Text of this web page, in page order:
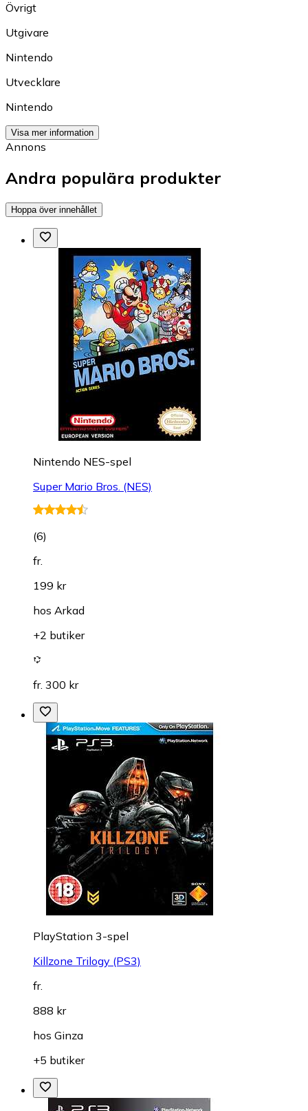
Övrigt
Utgivare
Nintendo
Utvecklare
Nintendo
Visa mer information
Annons
Andra populära produkter
Hoppa över innehållet
Nintendo NES-spel
Super Mario Bros. (NES)
(6)
fr.
199 kr
hos Arkad
+2 butiker
fr. 300 kr
PlayStation 3-spel
Killzone Trilogy (PS3)
fr.
888 kr
hos Ginza
+5 butiker